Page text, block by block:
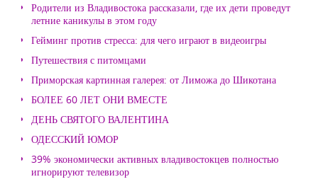
Родители из Владивостока рассказали, где их дети проведут
летние каникулы в этом году
Гейминг против стресса: для чего играют в видеоигры
Путешествия с питомцами
Приморская картинная галерея: от Лиможа до Шикотана
БОЛЕЕ 60 ЛЕТ ОНИ ВМЕСТЕ
ДЕНЬ СВЯТОГО ВАЛЕНТИНА
ОДЕССКИЙ ЮМОР
39% экономически активных владивостокцев полностью
игнорируют телевизор